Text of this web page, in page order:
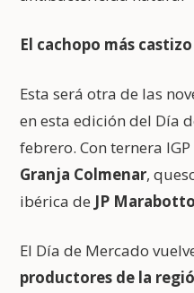
El cachopo más
Esta será otra de las
en esta edición del Día
febrero. Con ternera
Granja Colmenar,
ibérica de JP Marabotto
El Día de Mercado
productores de la